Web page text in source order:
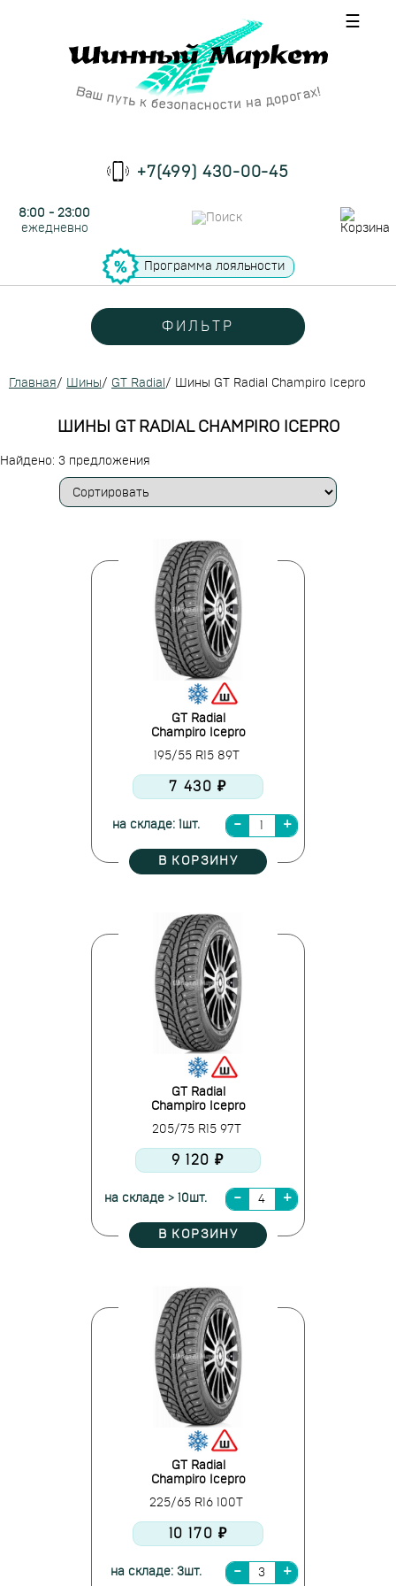
☰
+7(499) 430-00-45
8:00 - 23:00
ежедневно
Программа лояльности
ФИЛЬТР
Главная/ Шины/ GT Radial / Шины GT Radial Champiro Icepro
ШИНЫ GT RADIAL CHAMPIRO ICEPRO
Найдено: 3 предложения
GT Radial
Champiro Icepro
195/55 R15 89T
7 430 ₽
на складе: 1шт.
В КОРЗИНУ
GT Radial
Champiro Icepro
205/75 R15 97T
9 120 ₽
на складе > 10шт.
В КОРЗИНУ
GT Radial
Champiro Icepro
225/65 R16 100T
10 170 ₽
на складе: 3шт.